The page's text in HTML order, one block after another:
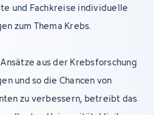
und Fachkreise individuelle
zum Thema Krebs.
aus der Krebsforschung
und so die Chancen von
zu verbessern, betreibt das